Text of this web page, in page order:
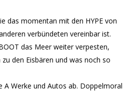
das momentan mit den HYPE von
verbündeten vereinbar ist.
das Meer weiter verpesten,
den Eisbären und was noch so
A Werke und Autos ab. Doppelmoral